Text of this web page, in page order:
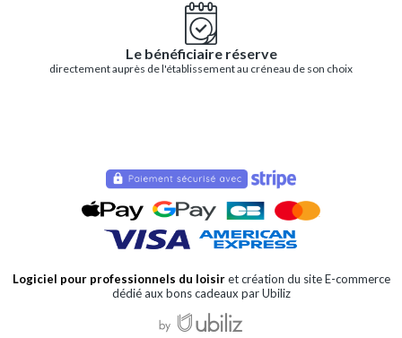
Le bénéficiaire réserve
directement auprès de l'établissement au créneau de son choix
Logiciel pour professionnels du loisiret création du site E-commerce
dédié aux bons cadeaux par Ubiliz